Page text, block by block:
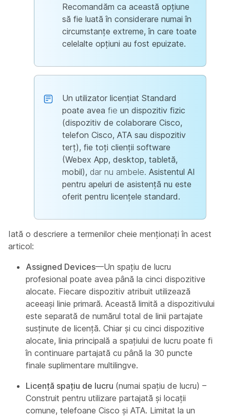
Recomandăm ca această opțiune
să fie luată în considerare numai în
circumstanțe extreme, în care toate
celelalte opțiuni au fost epuizate.
Un utilizator licențiat Standard
poate avea fie un dispozitiv fizic
(dispozitiv de colaborare Cisco,
telefon Cisco, ATA sau dispozitiv
terț), fie toți clienții software
(Webex App, desktop, tabletă,
mobil), dar nu ambele. Asistentul AI
pentru apeluri de asistență nu este
oferit pentru licențele standard.
Iată o descriere a termenilor cheie menționați în acest
articol:
Assigned Devices—Un spațiu de lucru
profesional poate avea până la cinci dispozitive
alocate. Fiecare dispozitiv atribuit utilizează
aceeași linie primară. Această limită a dispozitivului
este separată de numărul total de linii partajate
susținute de licență. Chiar și cu cinci dispozitive
alocate, linia principală a spațiului de lucru poate fi
în continuare partajată cu până la 30 puncte
finale suplimentare multilingve.
Licență spațiu de lucru (numai spațiu de lucru) –
Construit pentru utilizare partajată și locații
comune, telefoane Cisco și ATA. Limitat la un